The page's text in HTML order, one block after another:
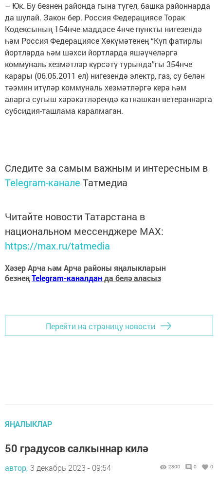
– Юк. Бу безнең районда гына түгел, башка районнарда
да шулай. Закон бер. Россия Федерациясе Торак
Кодексының 154нче маддәсе 4нче пункты нигезендә
һәм Россия Федерациясе Хөкүмәтенең “Күп фатирлы
йортларда һәм шәхси йортларда яшәүчеләргә
коммуналь хезмәтләр күрсәтү турында”гы 354нче
карары (06.05.2011 ел) нигезендә электр, газ, су белән
тәэмин итүләр коммуналь хезмәтләргә керә һәм
аларга сугыш хәрәкәтләрендә катнашкан ветераннарга
субсидия-ташлама каралмаган.
Следите за самым важным и интересным в
Telegram-канале Татмедиа
Читайте новости Татарстана в
национальном мессенджере MАХ:
https://max.ru/tatmedia
Хәзер Арча һәм Арча районы яңалыкларын
безнеңTelegram-каналданда белә аласыз
Перейти на страницу новости
ЯҢАЛЫКЛАР
50 градусов салкыннар килә
автор, 3 декабрь 2023 - 09:54 2300 0 0